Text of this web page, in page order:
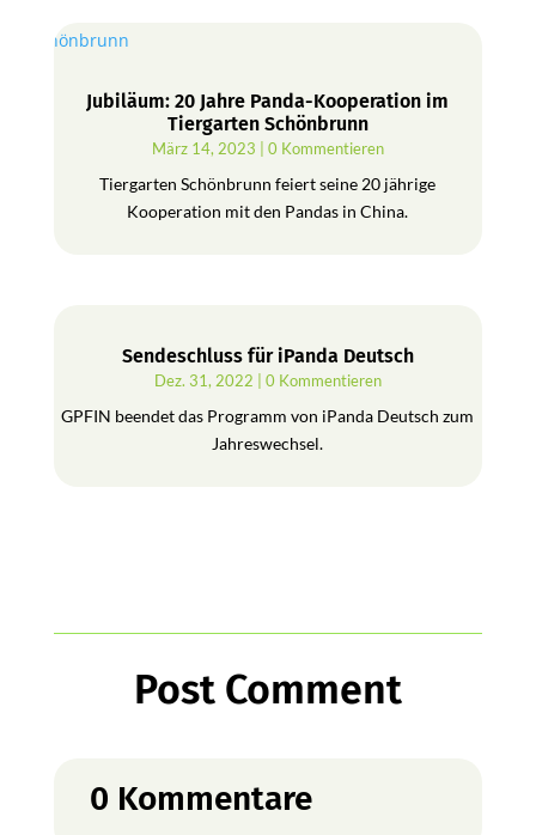
Jubiläum: 20 Jahre Panda-Kooperation im
Tiergarten Schönbrunn
März 14, 2023 | 0 Kommentieren
Tiergarten Schönbrunn feiert seine 20 jährige
Kooperation mit den Pandas in China.
Sendeschluss für iPanda Deutsch
Dez. 31, 2022 | 0 Kommentieren
GPFIN beendet das Programm von iPanda Deutsch zum
Jahreswechsel.
Post Comment
0 Kommentare